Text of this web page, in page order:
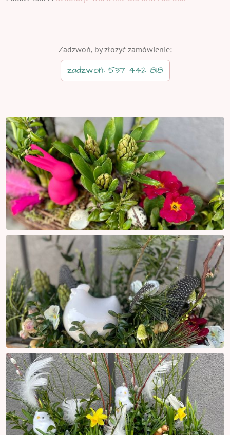
Zadzwoń, by złożyć zamówienie:
zadzwoń: 537 442 818